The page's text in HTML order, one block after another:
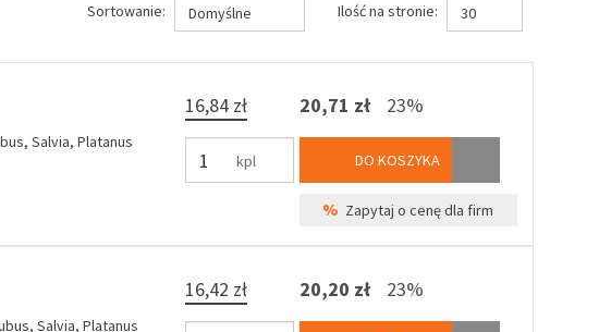
Sortowanie: Domyślne Ilość na stronie: 30
Salvia, Platanus
16,84 zł
kpl
20,71 zł 23%
DO KOSZYKA
% Zapytaj o cenę dla firm
Salvia, Platanus
16,42 zł 20,20 zł 23%